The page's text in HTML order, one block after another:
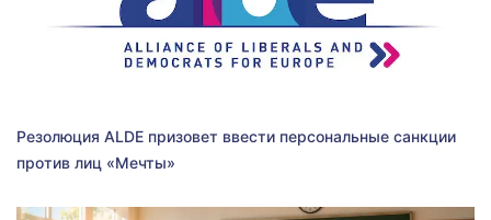
Резолюция ALDE призовет ввести персональные санкции
против лиц «Мечты»